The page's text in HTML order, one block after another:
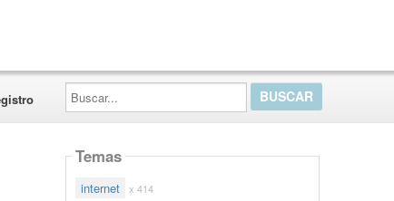
Buscar...
Temas
internet x 414